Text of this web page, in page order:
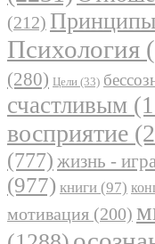
(212)
Психология
(280) Цели (33)
счастливым
восприятие
(777) жизнь -
(977) книги (97)
мотивация (200)